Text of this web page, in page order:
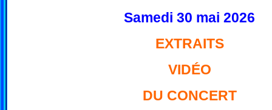
Samedi 30 mai 2026
EXTRAITS
VIDÉO
DU CONCERT